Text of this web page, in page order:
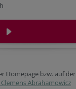
Homepage bzw. auf der
Abrahamowicz